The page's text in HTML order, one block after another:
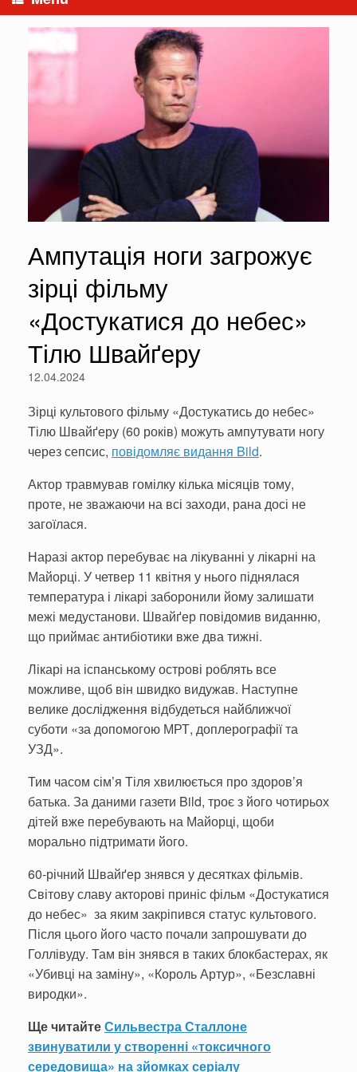
Ампутація ноги загрожує
зірці фільму
«Достукатися до небес»
Тілю Швайґеру
12.04.2024
Зірці культового фільму «Достукатись до небес»
Тілю Швайґеру (60 років) можуть ампутувати ногу
через сепсис, повідомляє видання Bild.
Актор травмував гомілку кілька місяців тому,
проте, не зважаючи на всі заходи, рана досі не
загоїлася.
Наразі актор перебуває на лікуванні у лікарні на
Майорці. У четвер 11 квітня у нього піднялася
температура і лікарі заборонили йому залишати
межі медустанови. Швайґер повідомив виданню,
що приймає антибіотики вже два тижні.
Лікарі на іспанському острові роблять все
можливе, щоб він швидко видужав. Наступне
велике дослідження відбудеться найближчої
суботи «за допомогою МРТ, доплерографії та
УЗД».
Тим часом сім’я Тіля хвилюється про здоров’я
батька. За даними газети Bild, троє з його чотирьох
дітей вже перебувають на Майорці, щоби
морально підтримати його.
60-річний Швайґер знявся у десятках фільмів.
Світову славу акторові приніс фільм «Достукатися
до небес» за яким закріпився статус культового.
Після цього його часто почали запрошувати до
Голлівуду. Там він знявся в таких блокбастерах, як
«Убивці на заміну», «Король Артур», «Безславні
виродки».
Ще читайтеСильвестра Сталлоне
звинуватили у створенні «токсичного
середовища» на зйомках серіалу